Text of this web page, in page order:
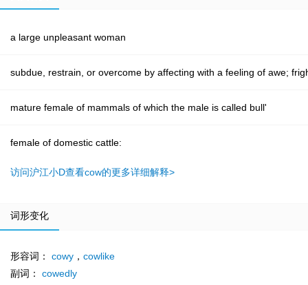
a large unpleasant woman
subdue, restrain, or overcome by affecting with a feeling of awe;
mature female of mammals of which the male is called bull'
female of domestic cattle:
访问沪江小D查看cow的更多详细解释>
词形变化
形容词： cowy ， cowlike
副词：
cowedly